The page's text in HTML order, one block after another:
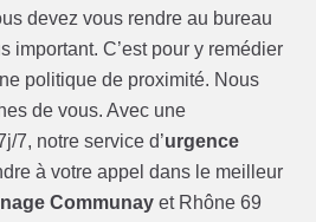
devez vous rendre au bureau
important. C’est pour y remédier
politique de proximité. Nous
de vous. Avec une
7, notre service d’urgence
à votre appel dans le meilleur
Communay et Rhône 69